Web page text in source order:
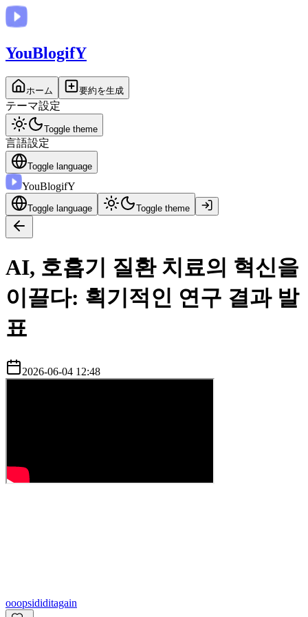
YouBlogifY
ホーム 要約を生成
テーマ設定
Toggle theme
言語設定
Toggle language
YouBlogifY
Toggle language Toggle theme
AI, 호흡기 질환 치료의 혁신을
이끌다: 획기적인 연구 결과 발
표
2026-06-04 12:48
ooopsididitagain